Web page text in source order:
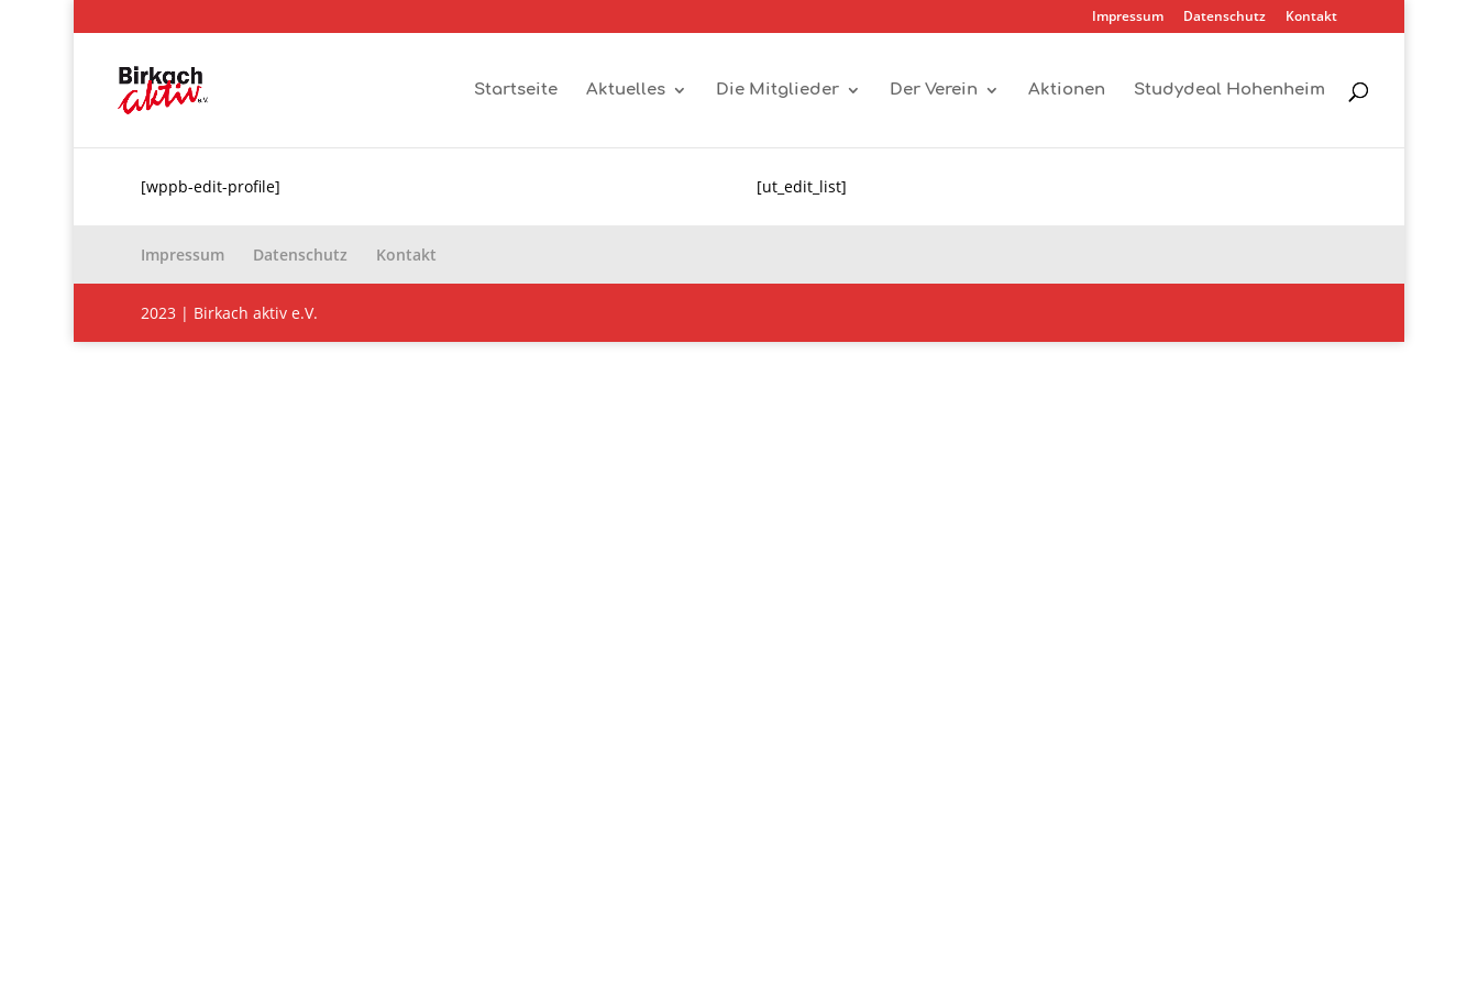
Impressum Datenschutz Kontakt
Startseite Aktuelles Die Mitglieder Der Verein Aktionen Studydeal Hohenheim
[wppb-edit-profile] [ut_edit_list]
Impressum Datenschutz Kontakt
2023 | Birkach aktiv e.V.